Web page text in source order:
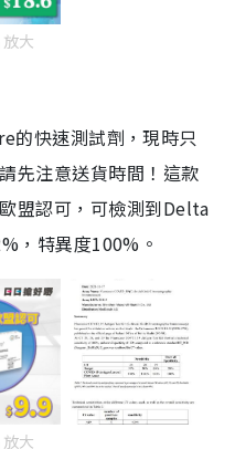
大
的快速測試劑，現時只
先注意送貨時間！這款
盟認可，可檢測到Delta
，特異度100%。
大